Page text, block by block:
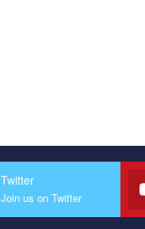
Twitter
Join us on Twitter